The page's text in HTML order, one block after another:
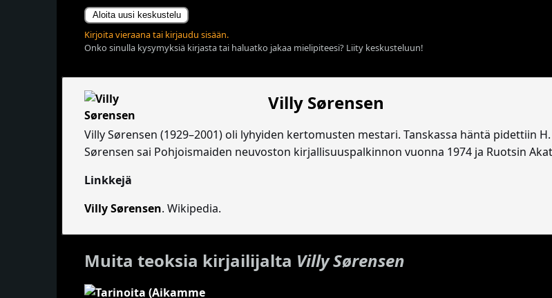
Aloita uusi keskustelu
Kirjoita vieraana tai kirjaudu sisään.
Onko sinulla kysymyksiä kirjasta tai haluatko jakaa mielipiteesi? Liity keskusteluun!
Villy Sørensen
Villy Sørensen (1929–2001) oli lyhyiden kertomusten mestari. Tanskassa häntä pidettiin
Sørensen sai Pohjoismaiden neuvoston kirjallisuuspalkinnon vuonna 1974 ja Ruotsin
Linkkejä
Villy Sørensen. Wikipedia.
Muita teoksia kirjailijalta Villy Sørensen